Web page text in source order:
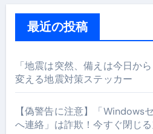
最近の投稿
「地震は突然、備えは今日か
変える地震対策ステッカー
【偽警告に注意】「Windows
へ連絡」は詐欺！今すぐ閉じ